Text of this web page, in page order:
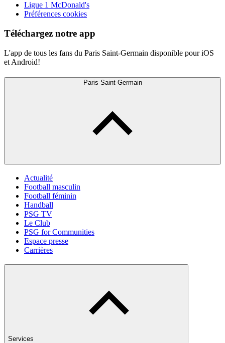
Ligue 1 McDonald's
Préférences cookies
Téléchargez notre app
L'app de tous les fans du Paris Saint-Germain disponible pour iOS
et Android!
Paris Saint-Germain
Actualité
Football masculin
Football féminin
Handball
PSG TV
Le Club
PSG for Communities
Espace presse
Carrières
Services